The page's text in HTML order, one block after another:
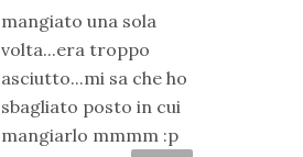
mangiato una sola
volta...era troppo
asciutto...mi sa che ho
sbagliato posto in cui
mangiarlo mmmm :p